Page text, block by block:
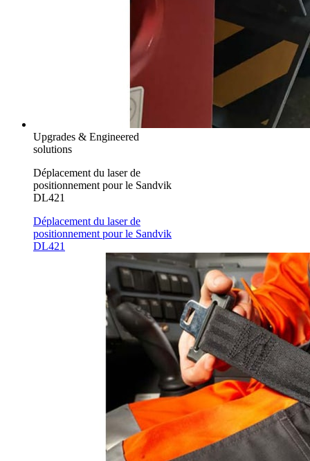
Upgrades & Engineered
solutions
Déplacement du laser de
positionnement pour le Sandvik
DL421
Déplacement du laser de
positionnement pour le Sandvik
DL421